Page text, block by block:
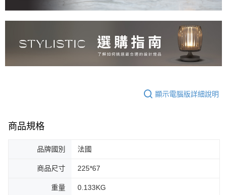
顯示電腦版詳細說明
商品規格
品牌國別 法國
商品尺寸 225*67
重量 0.133KG